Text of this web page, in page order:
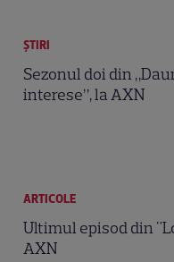
ȘTIRI
Sezonul doi din
interese”, la AXN
ARTICOLE
Ultimul episod din
AXN